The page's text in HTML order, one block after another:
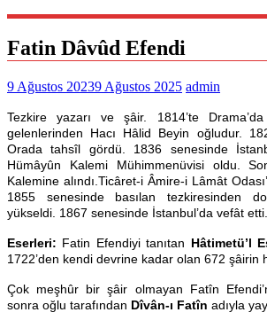
Fatin Dâvûd Efendi
9 Ağustos 20239 Ağustos 2025 admin
Tezkire yazarı ve şâir. 1814’te
gelenlerinden Hacı Hâlid Beyin oğludur.
Orada tahsîl gördü. 1836 senesinde
Hümâyûn Kalemi Mühimmenüvisi oldu.
Kalemine alındı.Ticâret-i Âmire-i Lâmât
1855 senesinde basılan tezkiresinden
yükseldi. 1867 senesinde İstanbul’da vefât etti.
Eserleri: Fatin Efendiyi tanıtan Hâtimetü’l
1722’den kendi devrine kadar olan 672 şâirin
Çok meşhûr bir şâir olmayan Fatîn
sonra oğlu tarafından Dîvân-ı Fatîn adıyla